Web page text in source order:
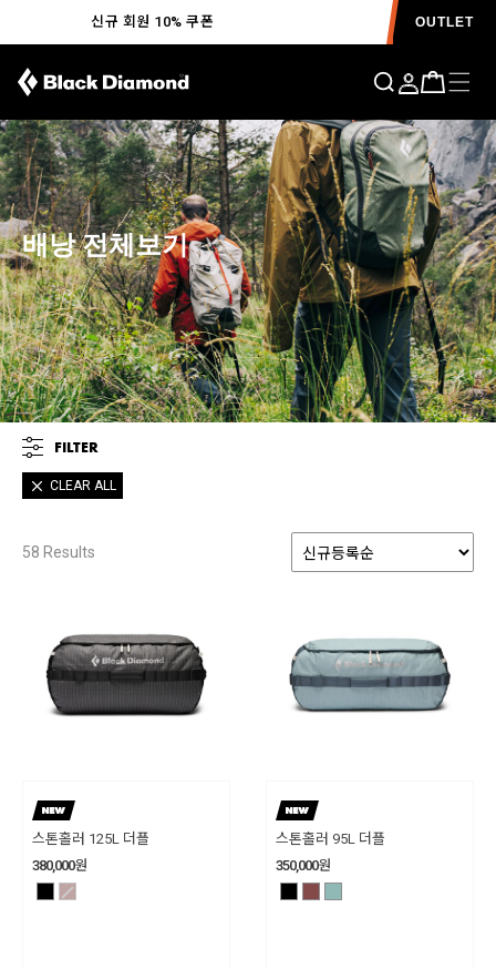
신규 회원 10% 쿠폰 OUTLET
배낭 전체보기
CLEAR ALL
FILTER
58 Results
스톤홀러 125L 더플
380,000원
스톤홀러 95L 더플
350,000원